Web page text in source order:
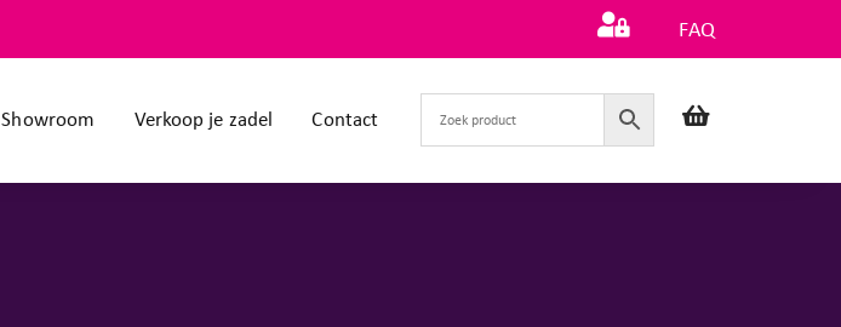
FAQ
Showroom Verkoop je zadel Contact